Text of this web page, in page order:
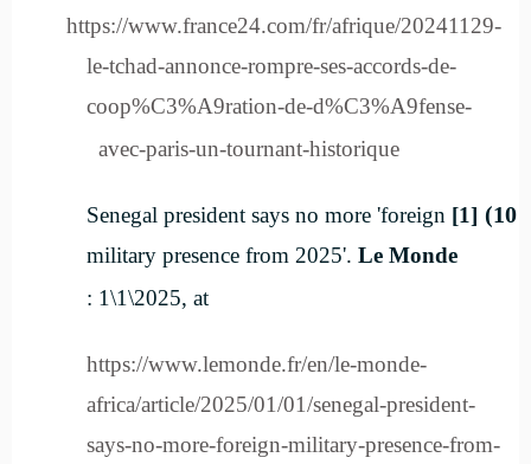
https://www.france24.com/fr/afrique/20241129-
le-tchad-annonce-rompre-ses-accords-de-
coop%C3%A9ration-de-d%C3%A9fense-
avec-paris-un-tournant-historique
10)
[1]
Senegal president says no more 'foreign
military presence from 2025'. Le Monde
1\1\2025, at :
https://www.lemonde.fr/en/le-monde-
africa/article/2025/01/01/senegal-president-
says-no-more-foreign-military-presence-from-